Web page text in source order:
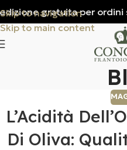
Skip to navigation
Skip to main content
gratuita per ordini
L’Acidità
Di Oliva: